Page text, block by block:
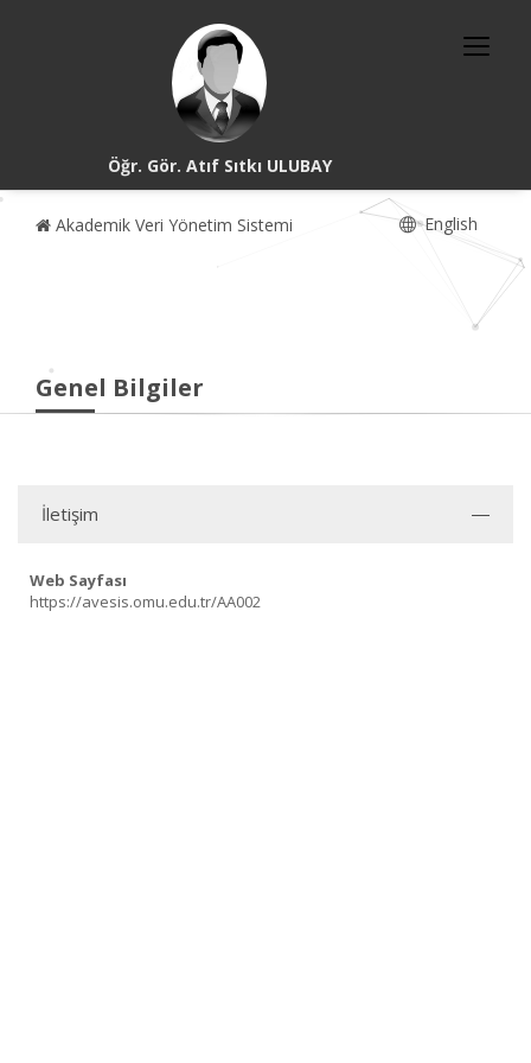
Öğr. Gör. Atıf Sıtkı ULUBAY
Akademik Veri Yönetim Sistemi English
Genel Bilgiler
İletişim
Web Sayfası
https://avesis.omu.edu.tr/AA002